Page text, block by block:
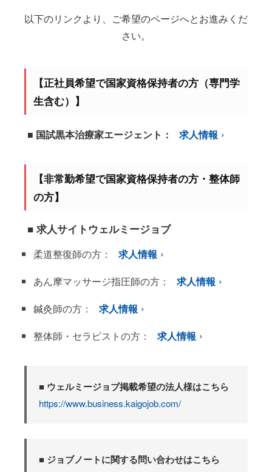
以下のリンクより、ご希望のページへとお進みくだ
さい。
【正社員希望で国家資格保持者の方（専門学
生含む）】
■ 国試黒本治療家エージェント： 求人情報
【非常勤希望で国家資格保持者の方・整体師
の方】
■ 求人サイトウェルミージョブ
柔道整復師の方：
求人情報
あん摩マッサージ指圧師の方：
求人情報
鍼灸師の方：
求人情報
整体師・セラピストの方：
求人情報
■ ウェルミージョブ掲載希望の法人様はこちら
https://www.business.kaigojob.com/
■ ジョブノートに関する問い合わせはこちら